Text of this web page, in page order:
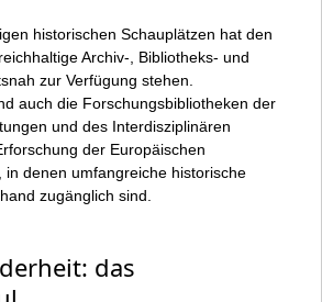
historischen Schauplätzen hat den
Archiv-, Bibliotheks- und
zur Verfügung stehen.
auch die Forschungsbibliotheken der
und des Interdisziplinären
der Europäischen
in denen umfangreiche historische
zugänglich sind.
das